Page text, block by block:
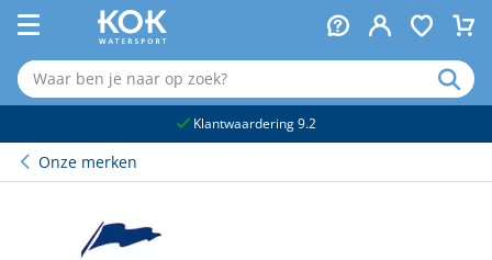
Klantwaardering 9.2
Onze merken